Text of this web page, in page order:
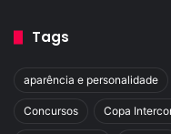
Tags
aparência e personalidade
Concursos Copa